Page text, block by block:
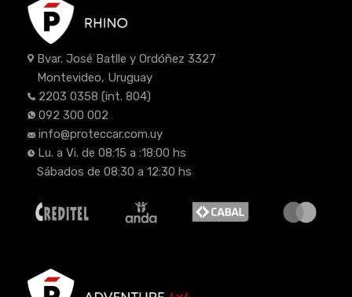
Bvar. José Batlle y Ordóñez 3327
Montevideo, Uruguay
2203 0358 (int. 804)
092 300 002
info@proteccar.com.uy
Lu. a Vi. de 08:15 a :18:00 hs
Sábados de 08:30 a 12:30 hs